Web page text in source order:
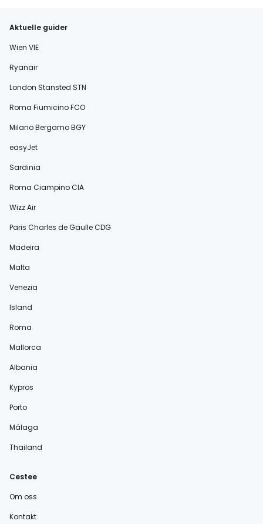
Aktuelle guider
Wien VIE
Ryanair
London Stansted STN
Roma Fiumicino FCO
Milano Bergamo BGY
easyJet
Sardinia
Roma Ciampino CIA
Wizz Air
Paris Charles de Gaulle CDG
Madeira
Malta
Venezia
Island
Roma
Mallorca
Albania
Kypros
Porto
Málaga
Thailand
Cestee
Om oss
Kontakt